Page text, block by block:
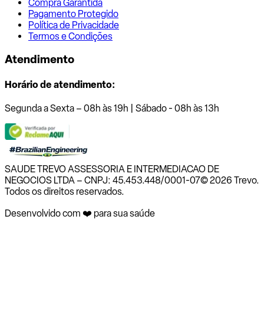
Compra Garantida
Pagamento Protegido
Política de Privacidade
Termos e Condições
Atendimento
Horário de atendimento:
Segunda a Sexta – 08h às 19h | Sábado - 08h às 13h
SAUDE TREVO ASSESSORIA E INTERMEDIACAO DE
NEGOCIOS LTDA – CNPJ: 45.453.448/0001-07© 2026 Trevo.
Todos os direitos reservados.
Desenvolvido com ❤️ para sua saúde